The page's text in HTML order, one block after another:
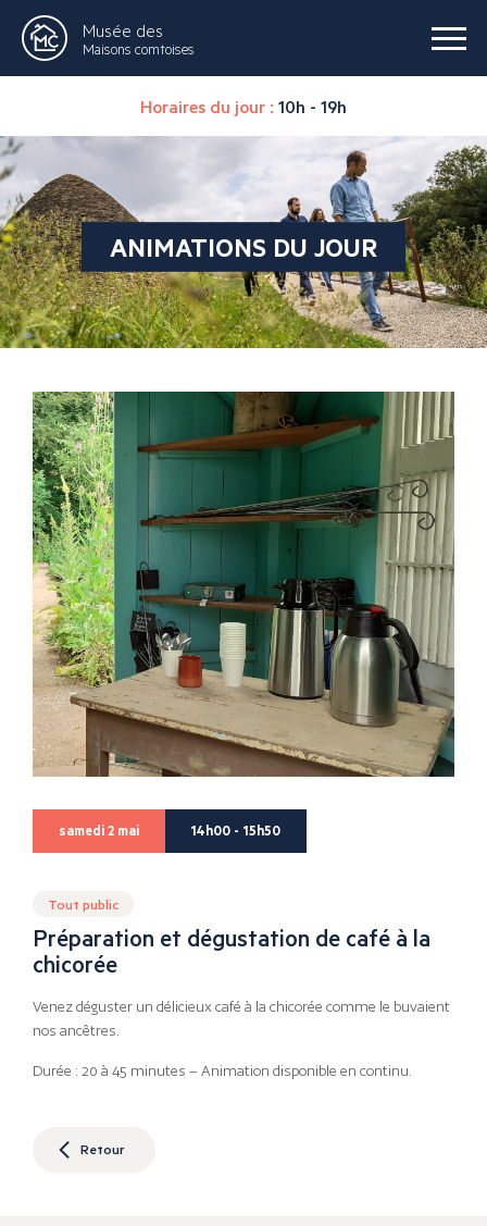
Musée des
Maisons comtoises
Horaires du jour : 10h - 19h
ANIMATIONS DU JOUR
samedi 2 mai 14h00 - 15h50
Tout public
Préparation et dégustation de café à la
chicorée
Venez déguster un délicieux café à la chicorée comme le buvaient
nos ancêtres.
Durée : 20 à 45 minutes – Animation disponible en continu.
Retour